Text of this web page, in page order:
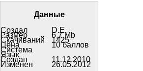
Данные
Создал
D.E.
Размер 6,7 Mb
Скачиваний 1425
Цена 10 баллов
Система
Язык
Создан 11.12.2010
Изменен 26.05.2012